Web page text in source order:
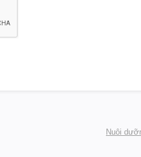
Nuôi